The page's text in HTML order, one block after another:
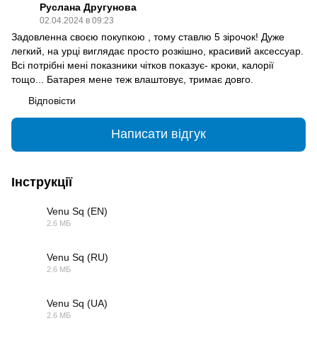
Руслана Другунова
02.04.2024 в 09:23
Задовленна своєю покупкою , тому ставлю 5 зірочок! Дуже
легкий, на урці виглядає просто розкішно, красивий аксессуар.
Всі потрібні мені показники чітков показує- кроки, калорії
тощо... Батарея мене теж влаштовує, тримає довго.
Відповісти
Написати відгук
Інструкції
Venu Sq (EN)
2.6 МБ
Venu Sq (RU)
2.6 МБ
Venu Sq (UA)
2.6 МБ